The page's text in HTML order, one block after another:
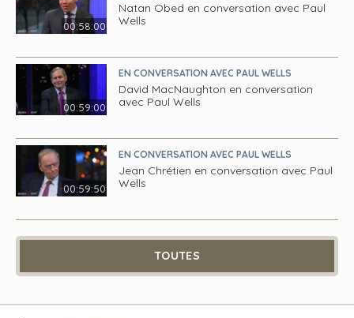
00:58:00
Natan Obed en conversation avec Paul
Wells
00:59:00
EN CONVERSATION AVEC PAUL WELLS
David MacNaughton en conversation
avec Paul Wells
00:59:50
EN CONVERSATION AVEC PAUL WELLS
Jean Chrétien en conversation avec Paul
Wells
TOUTES